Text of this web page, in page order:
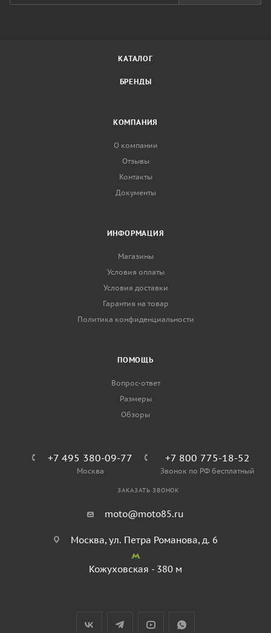
КАТАЛОГ
БРЕНДЫ
КОМПАНИЯ
О компании
Отзывы
Контакты
Документы
ИНФОРМАЦИЯ
Магазины
Условия оплаты
Условия доставки
Гарантия на товар
Политика конфиденциальности
ПОМОЩЬ
Вопрос-ответ
Размеры
Обзоры
+7 495 380-09-77
Москва
+7 800 775-18-52
Звонок по РФ бесплатный
ЗАКАЗАТЬ ЗВОНОК
moto@moto85.ru
Москва, ул. Петра Романова, д. 6
Кожуховская - 380 м